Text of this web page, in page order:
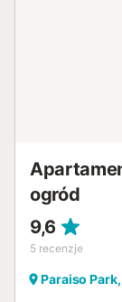
ogród
9,6
5 recenzje
Paraiso